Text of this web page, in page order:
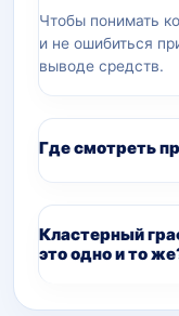
Чтобы понимать
и не ошибиться
выводе средств.
Где смотреть
Кластерный
это одно и то